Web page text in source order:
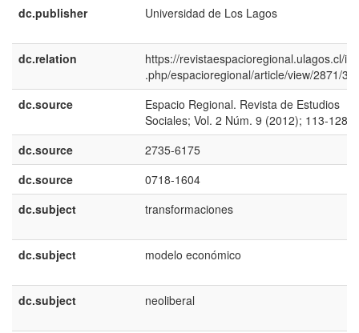
dc.publisher
Universidad de Los Lagos
dc.relation
https://revistaespacioregional.ulagos.cl/
.php/espacioregional/article/view/2871/
dc.source
Espacio Regional. Revista de Estudios
Sociales; Vol. 2 Núm. 9 (2012); 113-128
dc.source
2735-6175
dc.source
0718-1604
dc.subject
transformaciones
dc.subject modelo económico
dc.subject neoliberal